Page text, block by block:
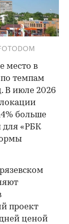
место в
темпам
В июле 2026
больше
для «РБК
проект
ценой